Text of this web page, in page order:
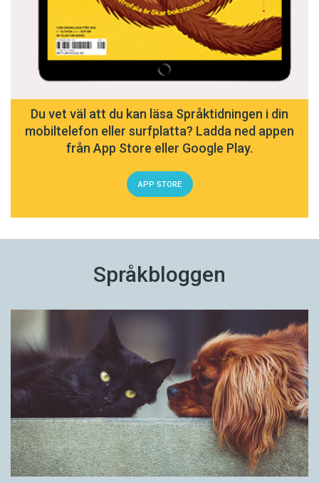
Du vet väl att du kan läsa Språktidningen i din
mobiltelefon eller surfplatta? Ladda ned appen
från App Store eller Google Play.
APP STORE
Språkbloggen